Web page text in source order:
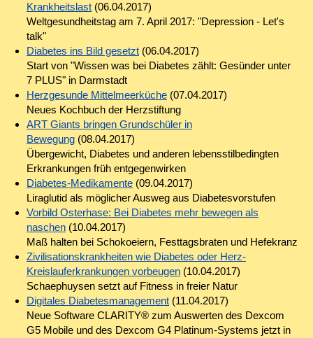
Krankheitslast(06.04.2017)
Weltgesundheitstag am 7. April 2017: "Depression - Let's
talk"
Diabetes ins Bild gesetzt(06.04.2017)
Start von "Wissen was bei Diabetes zählt: Gesünder unter
7 PLUS" in Darmstadt
Herzgesunde Mittelmeerküche(07.04.2017)
Neues Kochbuch der Herzstiftung
ART Giants bringen Grundschüler in
Bewegung(08.04.2017)
Übergewicht, Diabetes und anderen lebensstilbedingten
Erkrankungen früh entgegenwirken
Diabetes-Medikamente(09.04.2017)
Liraglutid als möglicher Ausweg aus Diabetesvorstufen
Vorbild Osterhase: Bei Diabetes mehr bewegen als
naschen(10.04.2017)
Maß halten bei Schokoeiern, Festtagsbraten und Hefekranz
Zivilisationskrankheiten wie Diabetes oder Herz-
Kreislauferkrankungen vorbeugen(10.04.2017)
Schaephuysen setzt auf Fitness in freier Natur
Digitales Diabetesmanagement(11.04.2017)
Neue Software CLARITY® zum Auswerten des Dexcom
G5 Mobile und des Dexcom G4 Platinum-Systems jetzt in